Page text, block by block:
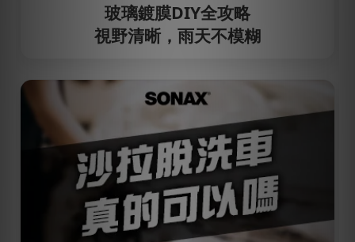
玻璃鍍膜DIY全攻略
視野清晰，雨天不模糊